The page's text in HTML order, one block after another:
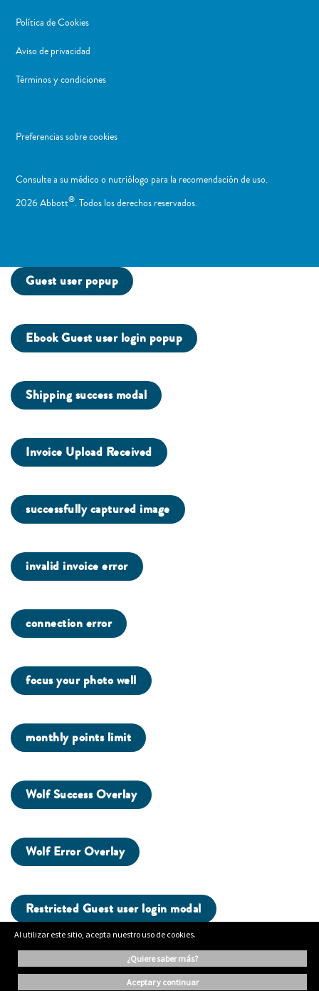
Política de Cookies
Aviso de privacidad
Términos y condiciones
Preferencias sobre cookies
Consulte a su médico o nutriólogo para la recomendación de uso. ​
2026 Abbott®. Todos los derechos reservados.
Guest user popup
Ebook Guest user login popup
Shipping success modal
Invoice Upload Received
successfully captured image
invalid invoice error
connection error
focus your photo well
monthly points limit
Wolf Success Overlay
Wolf Error Overlay
Restricted Guest user login modal
Al utilizar este sitio, acepta nuestro uso de cookies.
¿quiere saber más?
aceptar y continuar